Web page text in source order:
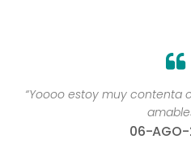
“Yoooo estoy muy contenta
amables ”
06-AGO-